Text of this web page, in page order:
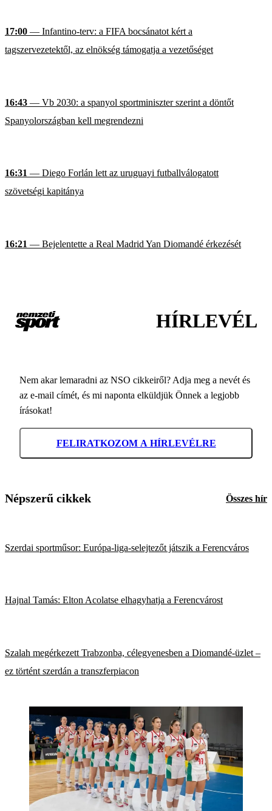
17:00 — Infantino-terv: a FIFA bocsánatot kért a
tagszervezetektől, az elnökség támogatja a vezetőséget
16:43 — Vb 2030: a spanyol sportminiszter szerint a döntőt
Spanyolországban kell megrendezni
16:31 — Diego Forlán lett az uruguayi futballválogatott
szövetségi kapitánya
16:21 — Bejelentette a Real Madrid Yan Diomandé érkezését
HÍRLEVÉL
Nem akar lemaradni az NSO cikkeiről? Adja meg a nevét és
az e-mail címét, és mi naponta elküldjük Önnek a legjobb
írásokat!
FELIRATKOZOM A HÍRLEVÉLRE
Népszerű cikkek Összes hír
Szerdai sportműsor: Európa-liga-selejtezőt játszik a Ferencváros
Hajnal Tamás: Elton Acolatse elhagyhatja a Ferencvárost
Szalah megérkezett Trabzonba, célegyenesben a Diomandé-üzlet –
ez történt szerdán a transzferpiacon